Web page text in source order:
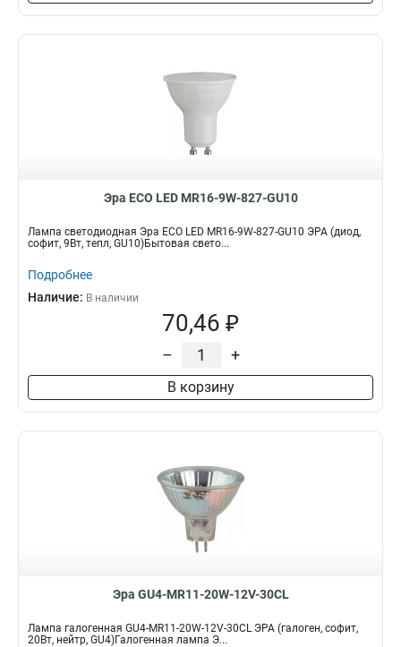
Эра ECO LED MR16-9W-827-GU10
Лампа светодиодная Эра ECO LED MR16-9W-827-GU10 ЭРА (диод,
софит, 9Вт, тепл, GU10)Бытовая свето...
Подробнее
Наличие: В наличии
70,46 ₽
– +
В корзину
Эра GU4-MR11-20W-12V-30CL
Лампа галогенная GU4-MR11-20W-12V-30CL ЭРА (галоген, софит,
20Вт, нейтр, GU4)Галогенная лампа Э...